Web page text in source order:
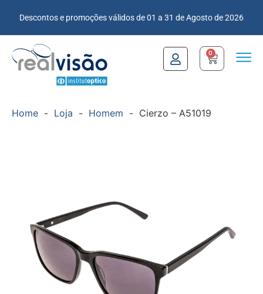
Descontos e promoções válidos de 01 a 31 de Agosto de 2026
0
Home - Loja - Homem - Cierzo – A51019